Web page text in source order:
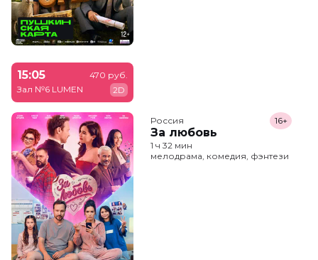
15:05
Зал №6 LUMEN
470 руб.
2D
Россия
За любовь
16+
1 ч 32 мин
мелодрама, комедия, фэнтези